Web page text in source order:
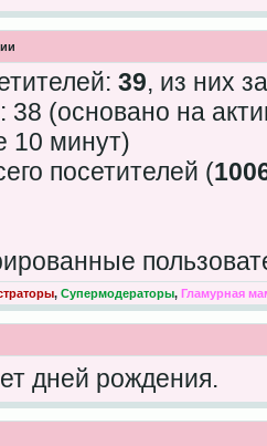
39, из них
38 (основано на
10 минут)
посетителей (
, Супермодераторы, Гламурная
дней рождения.